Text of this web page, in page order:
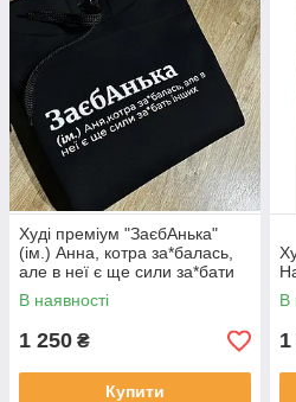
Худі преміум "ЗаєбАнька"
(ім.) Анна, котра за*балась,
але в неї є ще сили за*бати
інших
В наявності
1 250 ₴
Купити
В